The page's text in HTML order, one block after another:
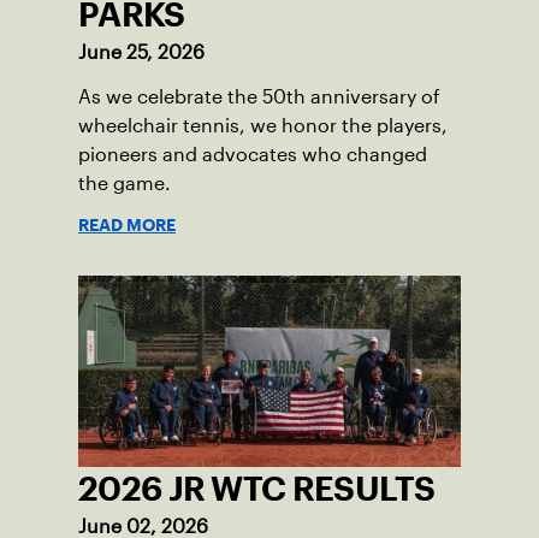
PARKS
June 25, 2026
As we celebrate the 50th anniversary of
wheelchair tennis, we honor the players,
pioneers and advocates who changed
the game.
READ MORE
2026 JR WTC RESULTS
June 02, 2026